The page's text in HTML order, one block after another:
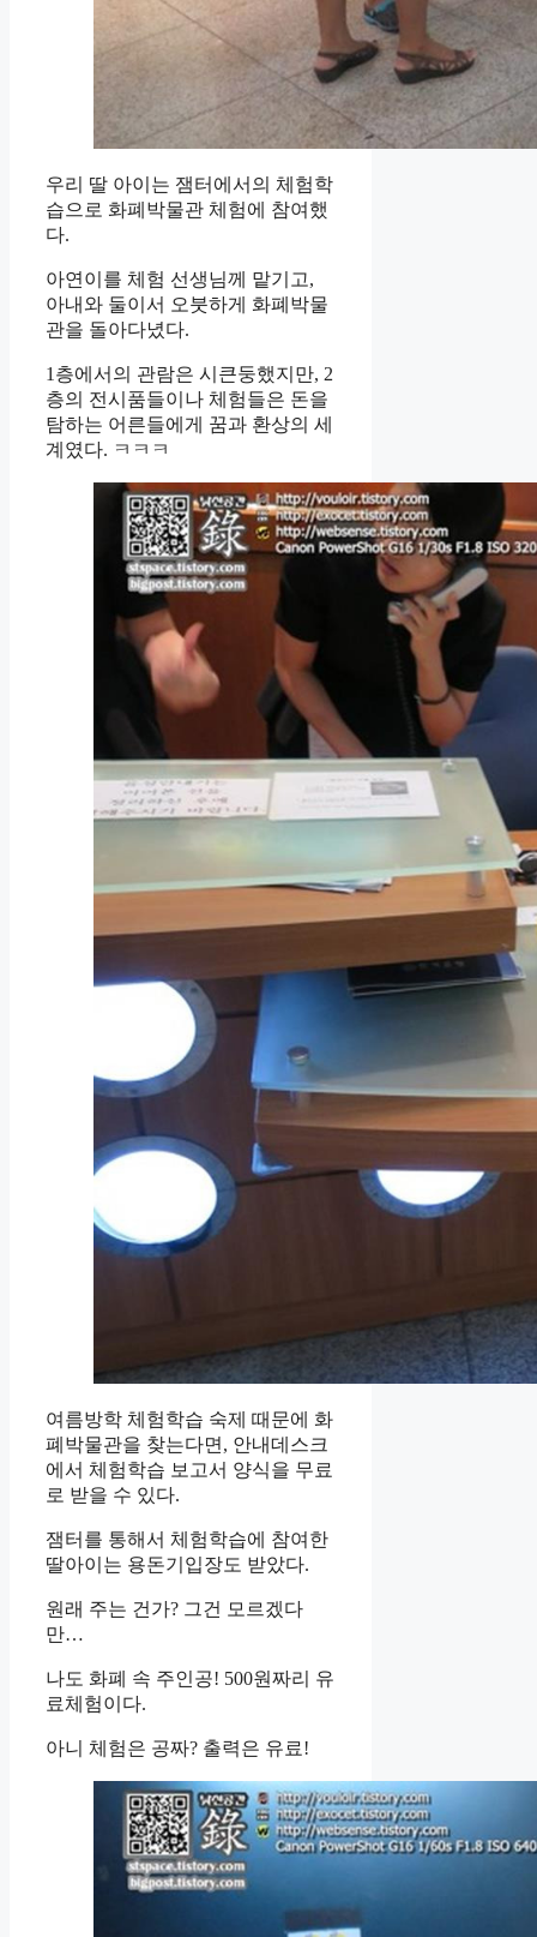
우리 딸 아이는 잼터에서의 체험학
습으로 화폐박물관 체험에 참여했
다.
아연이를 체험 선생님께 맡기고,
아내와 둘이서 오붓하게 화폐박물
관을 돌아다녔다.
1층에서의 관람은 시큰둥했지만, 2
층의 전시품들이나 체험들은 돈을
탐하는 어른들에게 꿈과 환상의 세
계였다. ㅋㅋㅋ
여름방학 체험학습 숙제 때문에 화
폐박물관을 찾는다면, 안내데스크
에서 체험학습 보고서 양식을 무료
로 받을 수 있다.
잼터를 통해서 체험학습에 참여한
딸아이는 용돈기입장도 받았다.
원래 주는 건가? 그건 모르겠다
만…
나도 화폐 속 주인공! 500원짜리 유
료체험이다.
아니 체험은 공짜? 출력은 유료!